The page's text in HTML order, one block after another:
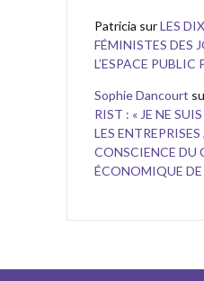
Patricia surLES
FÉMINISTES DES
L’ESPACE PUBLIC
Sophie Dancourt
RIST : « JE NE
LES
CONSCIENCE DU
ÉCONOMIQUE DE